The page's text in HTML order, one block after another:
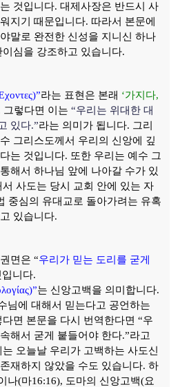
것입니다. 대제사장은 반드시 사
지기 때문입니다. 따라서 본문에
말로 완전한 신성을 지니신 하나
이심을 강조하고 있습니다.
χοντες)”라는 표현은 본래 ‘가지다,
그렇다면 이는 “우리는 위대한 대
있다.”라는 의미가 됩니다. 그리
그리스도께서 우리의 신앙에 깊
는 것입니다. 또한 우리는 예수 그
해서 하나님 앞에 나아갈 수가 있
서 사도는 당시 교회 안에 있는 자
중심의 유대교로 돌아가려는 유혹
있습니다.
면은 “우리가 믿는 도리를 굳게
입니다.
)”는 신앙고백을 의미합니다.
님에 대해서 믿는다고 공언하는
다면 본문을 다시 번역한다면 “우
해서 굳게 붙들어야 한다.”라고
오늘날 우리가 고백하는 사도신
재하지 않았을 수도 있습니다. 하
나(마16:16), 도마의 신앙고백(요